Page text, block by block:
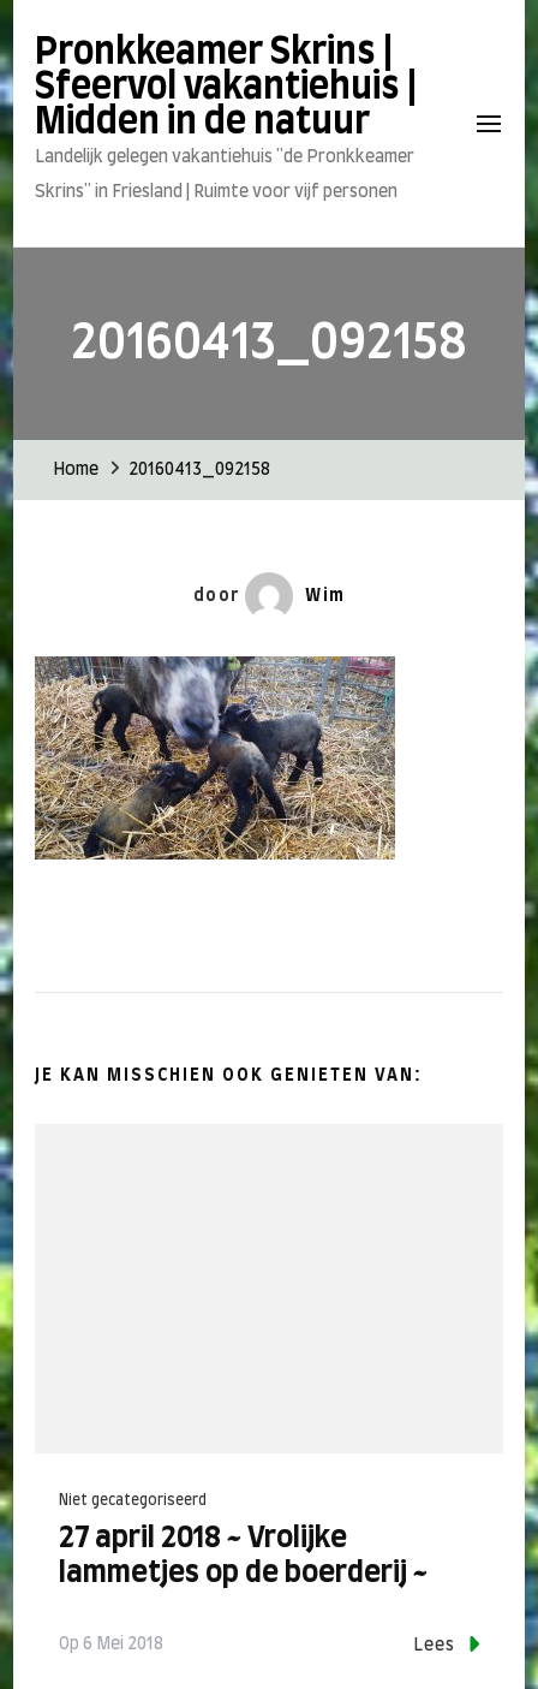
Pronkkeamer Skrins |
Sfeervol vakantiehuis |
Midden in de natuur
Landelijk gelegen vakantiehuis "de Pronkkeamer
Skrins" in Friesland | Ruimte voor vijf personen
20160413_092158
Home 20160413_092158
door Wim
JE KAN MISSCHIEN OOK GENIETEN VAN:
Niet gecategoriseerd
27 april 2018 ~ Vrolijke
lammetjes op de boerderij ~
Op 6 Mei 2018 Lees